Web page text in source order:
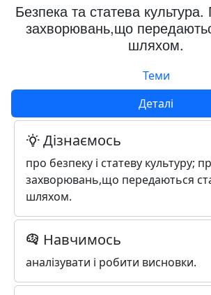
Безпека та статева
захворювань,що
шляхом.
Теми
Деталі
Дізнаємось
про безпеку і статеву культуру;
захворювань,що передаються
шляхом.
Навчимось
аналізувати і робити висновки.